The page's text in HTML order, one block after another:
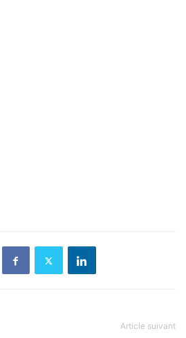
Article suivant